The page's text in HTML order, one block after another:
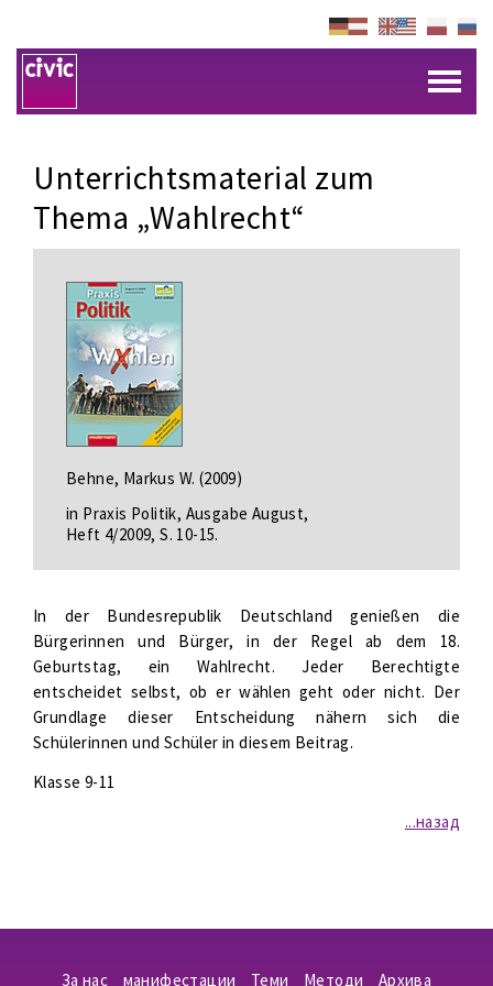
Unterrichtsmaterial zum
Thema „Wahlrecht“
Behne, Markus W. (2009)
in Praxis Politik, Ausgabe August,
Heft 4/2009, S. 10-15.
In der Bundesrepublik Deutschland genießen die
Bürgerinnen und Bürger, in der Regel ab dem 18.
Geburtstag, ein Wahlrecht. Jeder Berechtigte
entscheidet selbst, ob er wählen geht oder nicht. Der
Grundlage dieser Entscheidung nähern sich die
Schülerinnen und Schüler in diesem Beitrag.
Klasse 9-11
...назад
За нас манифестации Теми Методи Aрхива